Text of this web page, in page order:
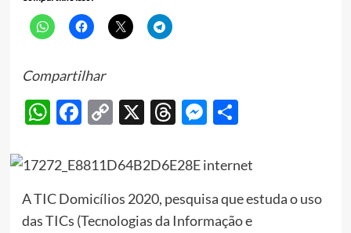
Compartilhar
WhatsApp
Facebook
Copy
X Threads
Messenger
Share
A TIC Domicílios 2020, pesquisa que estuda o uso
das TICs (Tecnologias da Informação e